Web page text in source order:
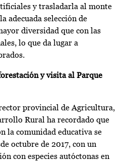
y trasladarla al monte
adecuada selección de
diversidad que con las
lo que da lugar a
y visita al Parque
provincial de Agricultura,
Rural ha recordado que
la comunidad educativa se
octubre de 2017, con un
con especies autóctonas en